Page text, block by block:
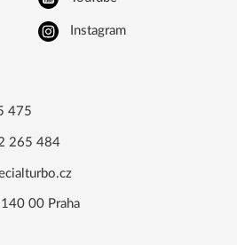
Instagram
475
265 484
00 Praha